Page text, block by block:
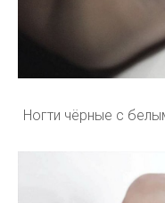
Ногти чёрные с